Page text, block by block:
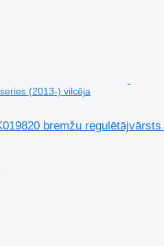
(2013-) vilcēja
bremžu